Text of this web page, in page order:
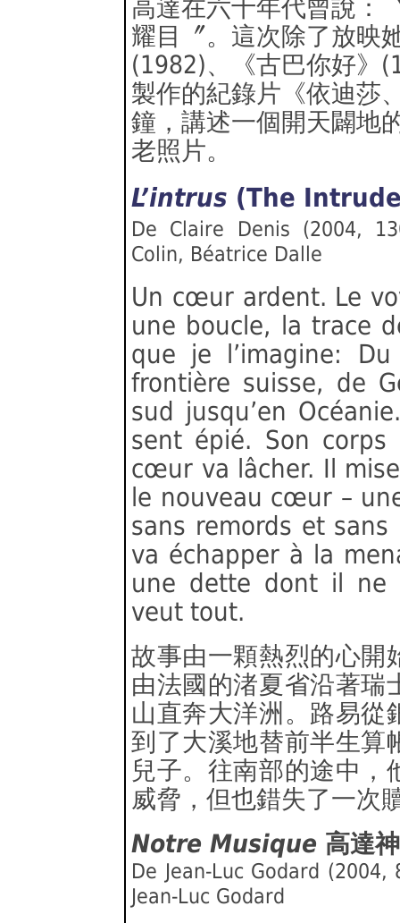
高達在六十年代曾說：
耀目〞。這次除了放映
(1982)、《古巴你好》
製作的紀錄片《依迪莎
鐘，講述一個開天闢地
老照片。
L’intrus (The
De Claire Denis (2004,
Colin, Béatrice Dalle
Un cœur ardent. Le
une boucle, la trace
que je l’imagine:
frontière suisse, de
sud jusqu’en
sent épié. Son
cœur va lâcher. Il
le nouveau cœur –
sans remords et
va échapper à la
une dette dont il ne
veut tout.
故事由一顆熱烈的心開
由法國的渚夏省沿著瑞
山直奔大洋洲。路易從
到了大溪地替前半生算
兒子。往南部的途中，
威脅，但也錯失了一次
Notre Musique 高達
De Jean-Luc Godard
Jean-Luc Godard